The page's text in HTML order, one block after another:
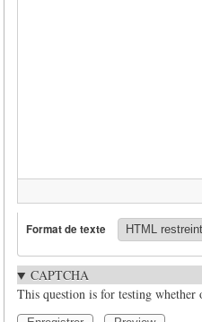
Format de texte
CAPTCHA
This question is for testing whether